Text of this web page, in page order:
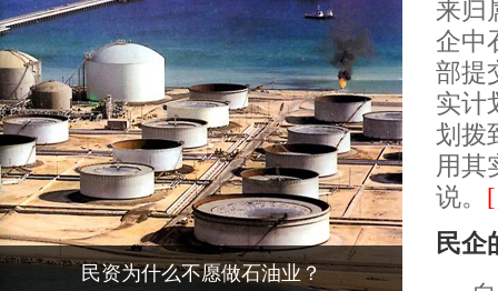
民资为什么不愿做石油业？
来归
企中
部提
实计
划拨
用其
说。
民企